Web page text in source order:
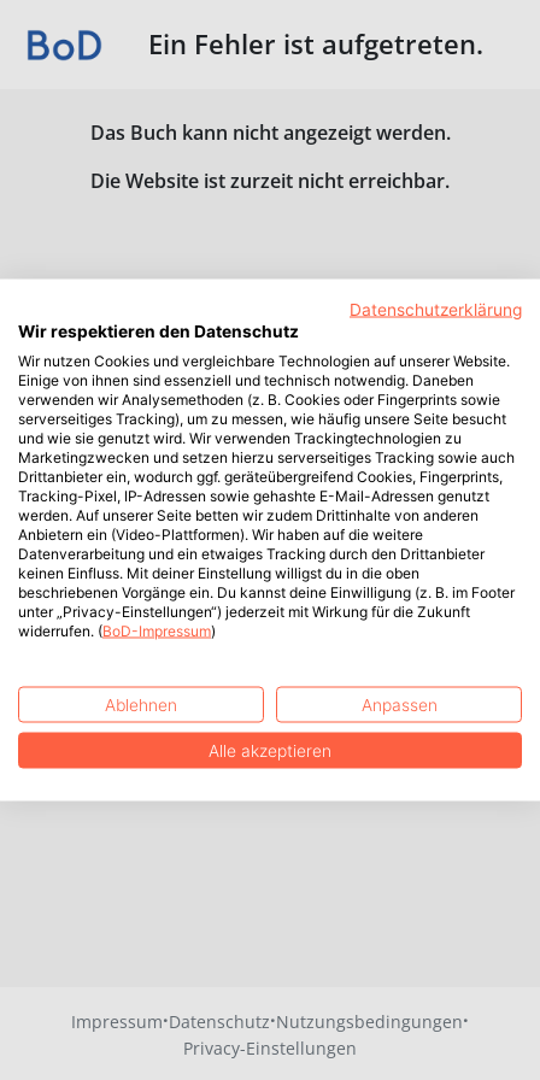
Ein Fehler ist aufgetreten.
Das Buch kann nicht angezeigt werden.
Die Website ist zurzeit nicht erreichbar.
Impressum·Datenschutz·Nutzungsbedingungen·
Privacy-Einstellungen
Datenschutzerklärung
Wir respektieren den Datenschutz
Wir nutzen Cookies und vergleichbare Technologien auf unserer Website.
Einige von ihnen sind essenziell und technisch notwendig. Daneben
verwenden wir Analysemethoden (z. B. Cookies oder Fingerprints sowie
serverseitiges Tracking), um zu messen, wie häufig unsere Seite besucht
und wie sie genutzt wird. Wir verwenden Trackingtechnologien zu
Marketingzwecken und setzen hierzu serverseitiges Tracking sowie auch
Drittanbieter ein, wodurch ggf. geräteübergreifend Cookies, Fingerprints,
Tracking-Pixel, IP-Adressen sowie gehashte E-Mail-Adressen genutzt
werden. Auf unserer Seite betten wir zudem Drittinhalte von anderen
Anbietern ein (Video-Plattformen). Wir haben auf die weitere
Datenverarbeitung und ein etwaiges Tracking durch den Drittanbieter
keinen Einfluss. Mit deiner Einstellung willigst du in die oben
beschriebenen Vorgänge ein. Du kannst deine Einwilligung (z. B. im Footer
unter „Privacy-Einstellungen“) jederzeit mit Wirkung für die Zukunft
widerrufen. (BoD-Impressum)
Ablehnen Anpassen
Alle akzeptieren